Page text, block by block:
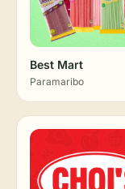
Best Mart
Paramaribo